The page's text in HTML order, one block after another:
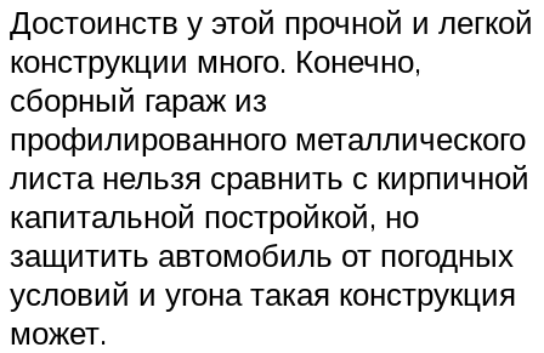
Достоинств у этой прочной и легкой
конструкции много. Конечно,
сборный гараж из
профилированного металлического
листа нельзя сравнить с кирпичной
капитальной постройкой, но
защитить автомобиль от погодных
условий и угона такая конструкция
может.